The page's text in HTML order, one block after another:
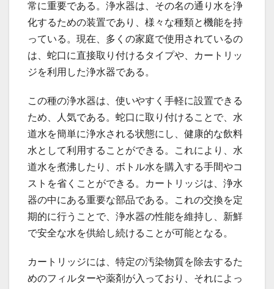
常に重要である。浄水器は、その名の通り水を浄
化するための装置であり、様々な種類と機能を持
っている。現在、多くの家庭で使用されているの
は、蛇口に直接取り付けるタイプや、カートリッ
ジを利用した浄水器である。
この種の浄水器は、使いやすく手軽に設置できる
ため、人気である。蛇口に取り付けることで、水
道水を簡単に浄水される状態にし、健康的な飲料
水として利用することができる。これにより、水
道水を煮沸したり、ボトル水を購入する手間やコ
ストを省くことができる。カートリッジは、浄水
器の中にある重要な部品である。これの交換を定
期的に行うことで、浄水器の性能を維持し、新鮮
で安全な水を供給し続けることが可能となる。
カートリッジには、特定の汚染物質を除去するた
めのフィルターや薬剤が入っており、それによっ